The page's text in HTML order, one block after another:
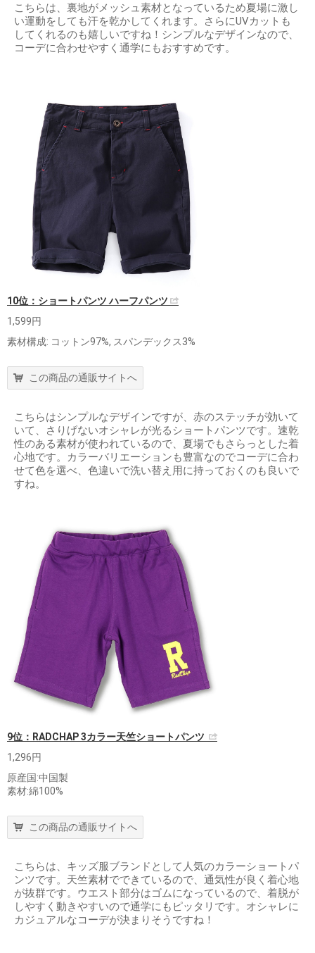
こちらは、裏地がメッシュ素材となっているため夏場に激し
い運動をしても汗を乾かしてくれます。さらにUVカットも
してくれるのも嬉しいですね！シンプルなデザインなので、
コーデに合わせやすく通学にもおすすめです。
10位：ショートパンツ ハーフパンツ
1,599円
素材構成: コットン97%, スパンデックス3%
この商品の通販サイトへ
こちらはシンプルなデザインですが、赤のステッチが効いて
いて、さりげないオシャレが光るショートパンツです。速乾
性のある素材が使われているので、夏場でもさらっとした着
心地です。カラーバリエーションも豊富なのでコーデに合わ
せて色を選べ、色違いで洗い替え用に持っておくのも良いで
すね。
9位：RADCHAP 3カラー天竺ショートパンツ
1,296円
原産国:中国製
素材:綿100%
この商品の通販サイトへ
こちらは、キッズ服ブランドとして人気のカラーショートパ
ンツです。天竺素材でできているので、通気性が良く着心地
が抜群です。ウエスト部分はゴムになっているので、着脱が
しやすく動きやすいので通学にもピッタリです。オシャレに
カジュアルなコーデが決まりそうですね！